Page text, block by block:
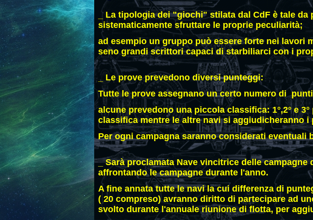
_ La tipologia dei "giochi" stilata dal CdF è tale
sistematicamente sfruttare le proprie peculiarità;
ad esempio un gruppo può essere forte nei lavori
seno grandi scrittori capaci di starbiliarci con i
_ Le prove prevedono diversi punteggi:
Tutte le prove assegnano un certo numero di
alcune prevedono una piccola classifica: 1°,2° e
classifica mentre le altre navi si aggiudicheranno i
Per ogni campagna saranno considerati eventuali
_ Sarà proclamata Nave vincitrice delle
affrontando le campagne durante l'anno.
A fine annata tutte le navi la cui differenza di
( 20 compreso) avranno diritto di partecipare ad
svolto durante l'annuale riunione di flotta, per